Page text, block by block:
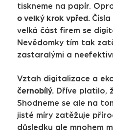
tiskneme na papír.
o velký krok vpřed.
velká část firem se
Nevědomky tím tak
zastaralými a
Vztah digitalizace a
černobílý. Dříve platilo,
Shodneme se ale na
jisté míry zatěžuje
důsledku ale mnohem